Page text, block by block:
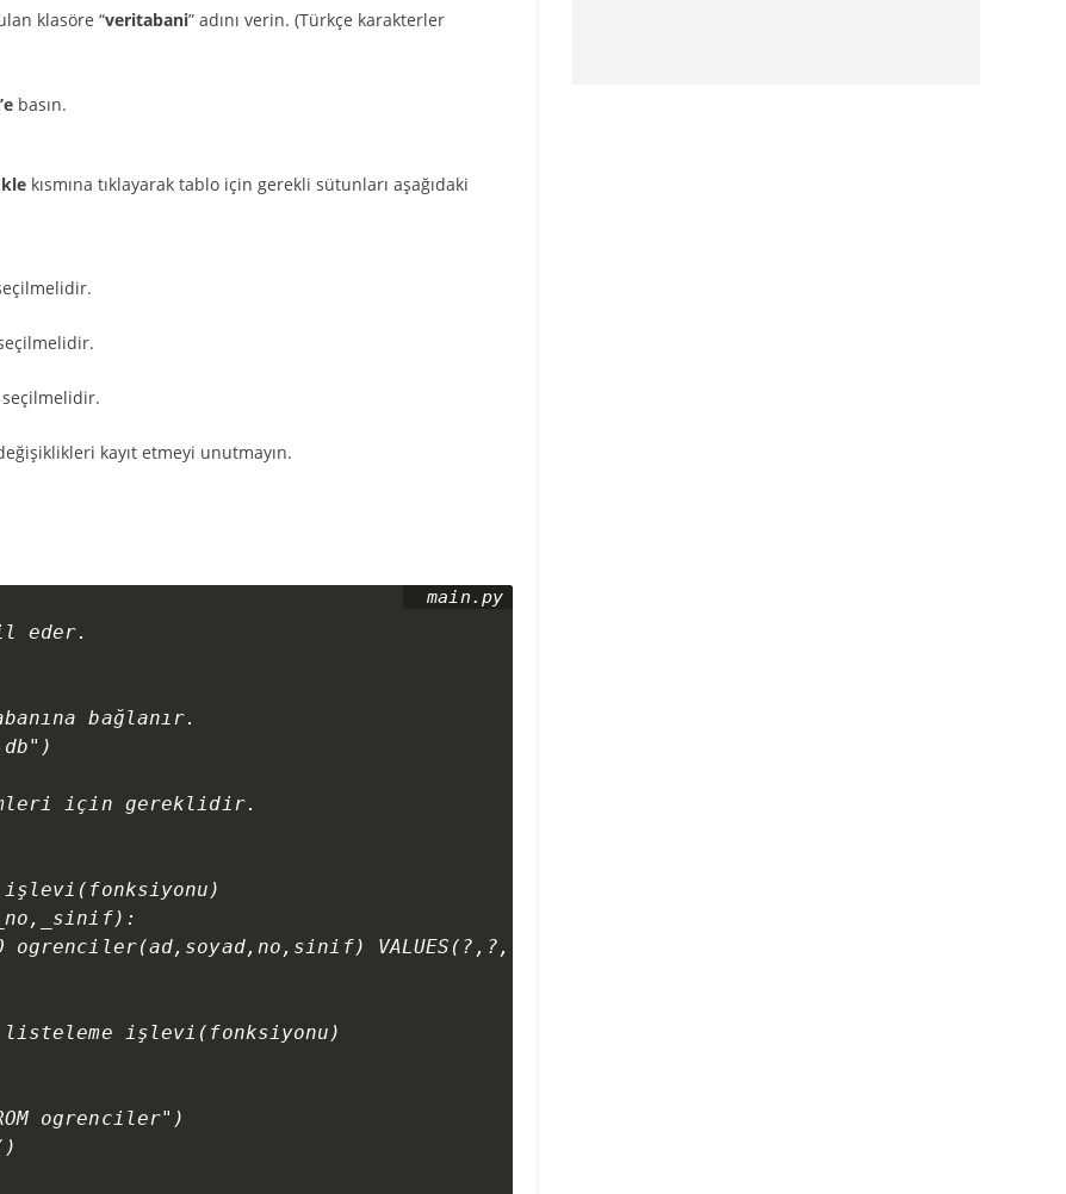
klasöre “veritabani” adını verin. (Türkçe karakterler
basın.
kısmına tıklayarak tablo için gerekli sütunları aşağıdaki
seçilmelidir.
kayıt etmeyi unutmayın.
eder.
bağlanır.
için gereklidir.
işlevi(fonksiyonu)
ogrenciler(ad,soyad,no,sinif) VALUES(?,?,?,?)",(_ad,_soyad,_no,_sinif))
listeleme işlevi(fonksiyonu)
ogrenciler")